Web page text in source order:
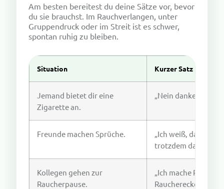
Am besten bereitest du deine Sätze vor, bevor
du sie brauchst. Im Rauchverlangen, unter
Gruppendruck oder im Streit ist es schwer,
spontan ruhig zu bleiben.
Situation Kurzer Satz
Jemand bietet dir eine
Zigarette an.
„Nein danke, ich
Freunde machen Sprüche.
„Ich weiß, dass es
trotzdem dabei.“
Kollegen gehen zur
Raucherpause.
„Ich mache Pause,
Raucherecke.“